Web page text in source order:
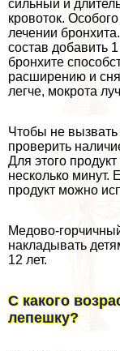
сильный и
кровоток.
лечении
состав добавить
бронхите
расширению и
легче, мокрота
Чтобы не
проверить
Для этого
несколько минут.
продукт можно
Медово-
накладывать
12 лет.
С какого
лепешку?